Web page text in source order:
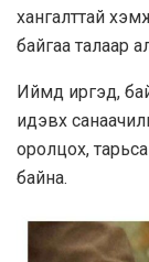
хангалттай
байгаа талаар
Иймд иргэд,
идэвх
оролцох,
байна.